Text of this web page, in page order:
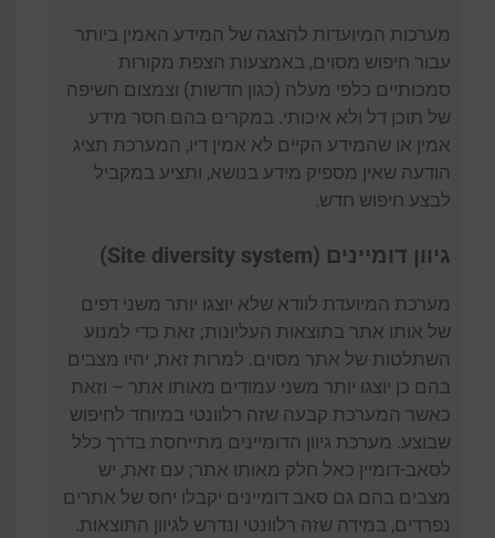
מערכות המיועדות להצגה של המידע האמין ביותר
עבור חיפוש מסוים, באמצעות הצפת מקורות
סמכותיים כלפי מעלה (כגון חדשות) וצמצום חשיפה
של תוכן דל ולא איכותי. במקרים בהם חסר מידע
אמין או שהמידע הקיים לא אמין דיו, המערכת תציג
הודעה שאין מספיק מידע בנושא, ותציע במקביל
לבצע חיפוש חדש.
גיוון דומיינים (Site diversity system)
מערכת המיועדת לוודא שלא יוצגו יותר משני דפים
של אותו אתר בתוצאות העליונות; זאת כדי למנוע
השתלטות של אתר מסוים. למרות זאת, יהיו מצבים
בהם כן יוצגו יותר משני עמודים מאותו אתר – וזאת
כאשר המערכת קבעה שזה רלוונטי במיוחד לחיפוש
שבוצע. מערכת גיוון הדומיינים מתייחסת בדרך כלל
לסאב-דומיין כאל חלק מאותו אתר; עם זאת, יש
מצבים בהם גם סאב דומיינים יקבלו יחס של אתרים
נפרדים, במידה שזה רלוונטי ונדרש לגיוון התוצאות.